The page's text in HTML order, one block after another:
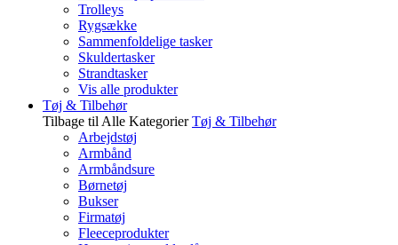
Trolleys
Rygsække
Sammenfoldelige tasker
Skuldertasker
Strandtasker
Vis alle produkter
Tøj & Tilbehør
Tilbage til Alle Kategorier Tøj & Tilbehør
Arbejdstøj
Armbånd
Armbåndsure
Børnetøj
Bukser
Firmatøj
Fleeceprodukter